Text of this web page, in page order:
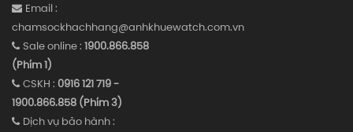
Email :
chamsockhachhang@anhkhuewatch.com.vn
Sale online : 1900.866.858
(Phím 1)
CSKH : 0916 121 719 -
1900.866.858 (Phím 3)
Dịch vụ bảo hành :